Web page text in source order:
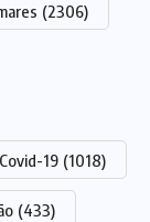
(2306)
Covid-19 (1018)
(433)